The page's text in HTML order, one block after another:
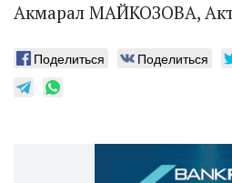
Акмарал МАЙКОЗОВА,
Поделиться Поделиться